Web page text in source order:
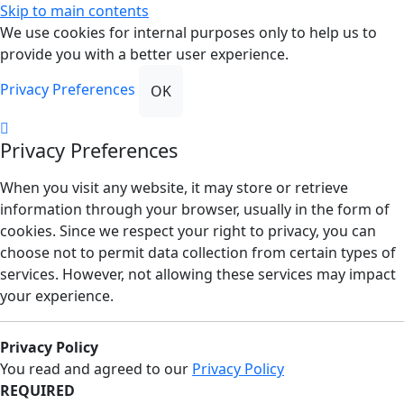
Skip to main contents
We use cookies for internal purposes only to help us to
provide you with a better user experience.
Privacy Preferences
OK
Privacy Preferences
When you visit any website, it may store or retrieve
information through your browser, usually in the form of
cookies. Since we respect your right to privacy, you can
choose not to permit data collection from certain types of
services. However, not allowing these services may impact
your experience.
Privacy Policy
You read and agreed to our Privacy Policy
REQUIRED